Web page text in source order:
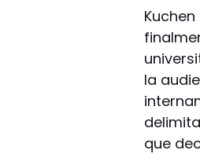
la
que